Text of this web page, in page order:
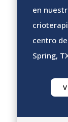
en
centro
Spring,